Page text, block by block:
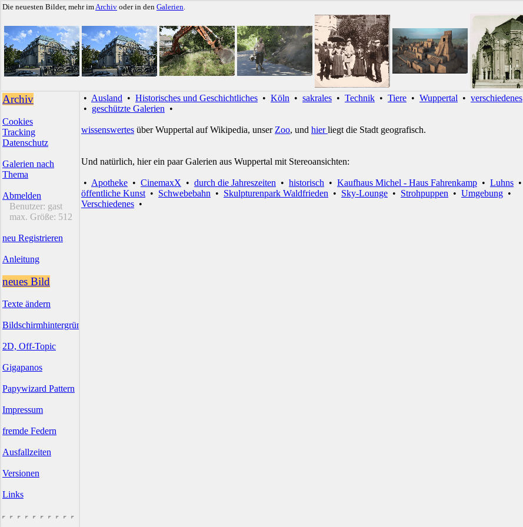
Die neuesten Bilder, mehr imArchiv oder in den Galerien.
Archiv
Cookies
Tracking
Datenschutz
Galerien nach
Thema
Abmelden
Benutzer: gast
max. Größe: 512
neu Registrieren
Anleitung
neues Bild
Texte ändern
Bildschirmhintergründe
2D, Off-Topic
Gigapanos
Papywizard Pattern
Impressum
fremde Federn
Ausfallzeiten
Versionen
Links
• Ausland • Historisches und Geschichtliches • Köln • sakrales • Technik • Tiere • Wuppertal • verschiedenes
• geschützte Galerien •
wissenswertes über Wuppertal auf Wikipedia, unser Zoo, und hierliegt die Stadt geografisch.
Und natürlich, hier ein paar Galerien aus Wuppertal mit Stereoansichten:
• Apotheke • CinemaxX • durch die Jahreszeiten • historisch • Kaufhaus Michel - Haus Fahrenkamp • Luhns •
öffentliche Kunst • Schwebebahn • Skulpturenpark Waldfrieden • Sky-Lounge • Strohpuppen • Umgebung •
Verschiedenes •